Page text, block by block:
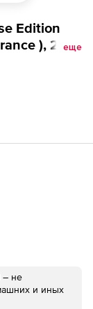
Edition
), 2
еще
– не
и иных